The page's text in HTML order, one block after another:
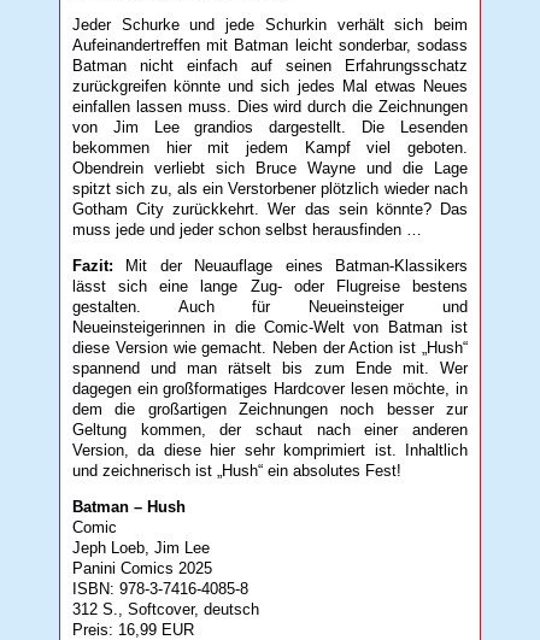
Jeder Schurke und jede Schurkin verhält sich beim
Aufeinandertreffen mit Batman leicht sonderbar, sodass
Batman nicht einfach auf seinen Erfahrungsschatz
zurückgreifen könnte und sich jedes Mal etwas Neues
einfallen lassen muss. Dies wird durch die Zeichnungen
von Jim Lee grandios dargestellt. Die Lesenden
bekommen hier mit jedem Kampf viel geboten.
Obendrein verliebt sich Bruce Wayne und die Lage
spitzt sich zu, als ein Verstorbener plötzlich wieder nach
Gotham City zurückkehrt. Wer das sein könnte? Das
muss jede und jeder schon selbst herausfinden …
Fazit: Mit der Neuauflage eines Batman-Klassikers
lässt sich eine lange Zug- oder Flugreise bestens
gestalten. Auch für Neueinsteiger und
Neueinsteigerinnen in die Comic-Welt von Batman ist
diese Version wie gemacht. Neben der Action ist „Hush“
spannend und man rätselt bis zum Ende mit. Wer
dagegen ein großformatiges Hardcover lesen möchte, in
dem die großartigen Zeichnungen noch besser zur
Geltung kommen, der schaut nach einer anderen
Version, da diese hier sehr komprimiert ist. Inhaltlich
und zeichnerisch ist „Hush“ ein absolutes Fest!
Batman – Hush
Comic
Jeph Loeb, Jim Lee
Panini Comics 2025
ISBN: 978-3-7416-4085-8
312 S., Softcover, deutsch
Preis: 16,99 EUR